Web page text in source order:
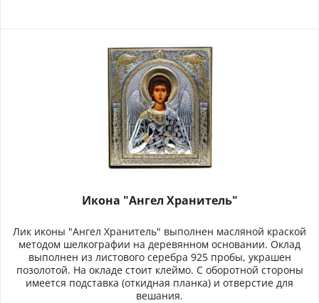
Икона "Ангел Хранитель"
Лик иконы "Ангел Хранитель" выполнен масляной краской
методом шелкографии на деревянном основании. Оклад
выполнен из листового серебра 925 пробы, украшен
позолотой. На окладе стоит клеймо. С оборотной стороны
имеется подставка (откидная планка) и отверстие для
вешания.